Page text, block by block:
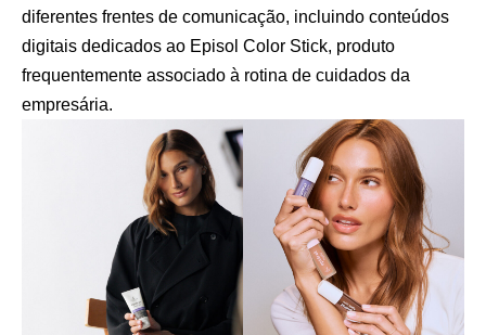
diferentes frentes de comunicação, incluindo conteúdos
digitais dedicados ao Episol Color Stick, produto
frequentemente associado à rotina de cuidados da
empresária.